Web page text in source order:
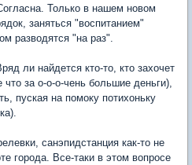
Только в нашем новом
заняться "воспитанием"
разводятся "на раз".
ли найдется кто-то, кто захочет
за о-о-о-чень большие деньги),
пуская на помоку потихоньку
санэпидстанция как-то не
города. Все-таки в этом вопросе